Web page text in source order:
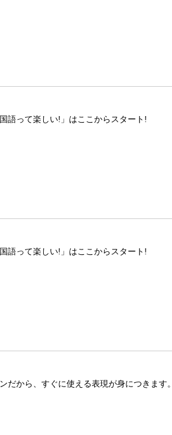
語って楽しい!」はここからスタート!
語って楽しい!」はここからスタート!
から、すぐに使える表現が身につきます。